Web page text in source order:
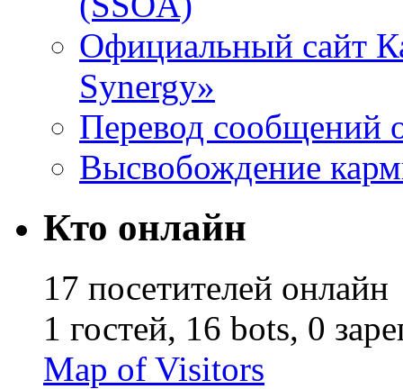
Официальный сайт
Synergy»
Перевод сообщений
Высвобождение
Кто онлайн
17 посетителей онлайн
1 гостей, 16 bots, 0
Map of Visitors